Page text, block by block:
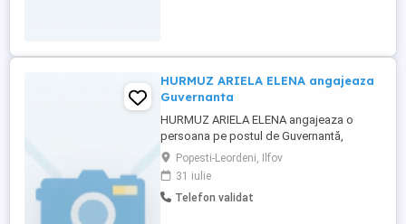
HURMUZ ARIELA ELENA angajeaza
Guvernanta
HURMUZ ARIELA ELENA angajeaza o
persoana pe postul de Guvernantă,
cunoscatoare a limbii engleze.Interviul va
fi in Popești-Leordeni, str. Căzănești nr. 2A,
judetul Ilfov, in data de 03 august 2026,
ora 09:30.
Popesti-Leordeni, Ilfov
31 iulie
Telefon validat